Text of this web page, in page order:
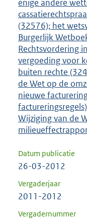
enige andere
(32576); het
Burgerlijk
Rechtsvordering
vergoeding voor
buiten rechte
de Wet op de
nieuwe
Wijziging van de
Datum publicatie
26-03-2012
Vergaderjaar
2011-2012
Vergadernummer